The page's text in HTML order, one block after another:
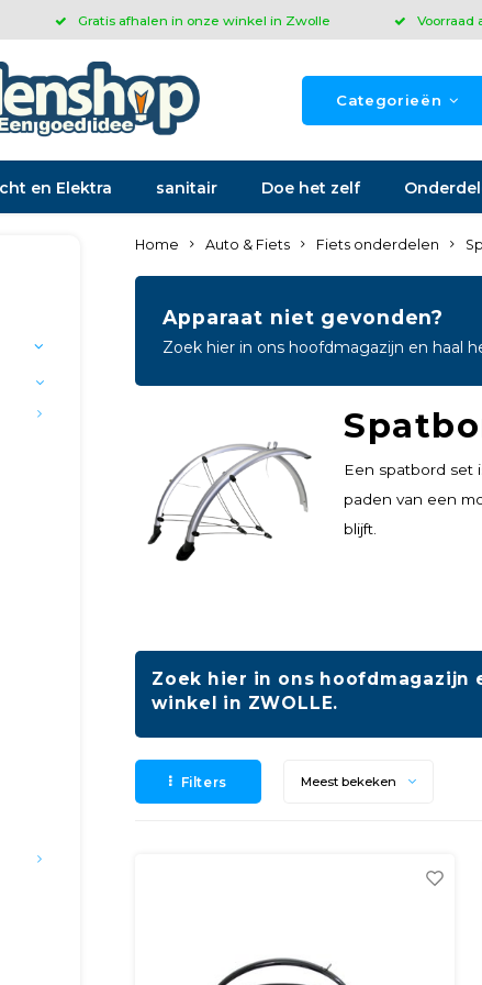
Gratis afhalen in onze winkel in Zwolle
Categorieën
en Elektra sanitair Doe het zelf
Home Auto & Fiets Fiets onderdelen
Apparaat niet gevonden?
Zoek hier in ons hoofdmagazijn en haal
Een spatbord set
paden van een
blijft.
Zoek hier in ons hoofdmagazijn
winkel in ZWOLLE.
Filters Meest bekeken